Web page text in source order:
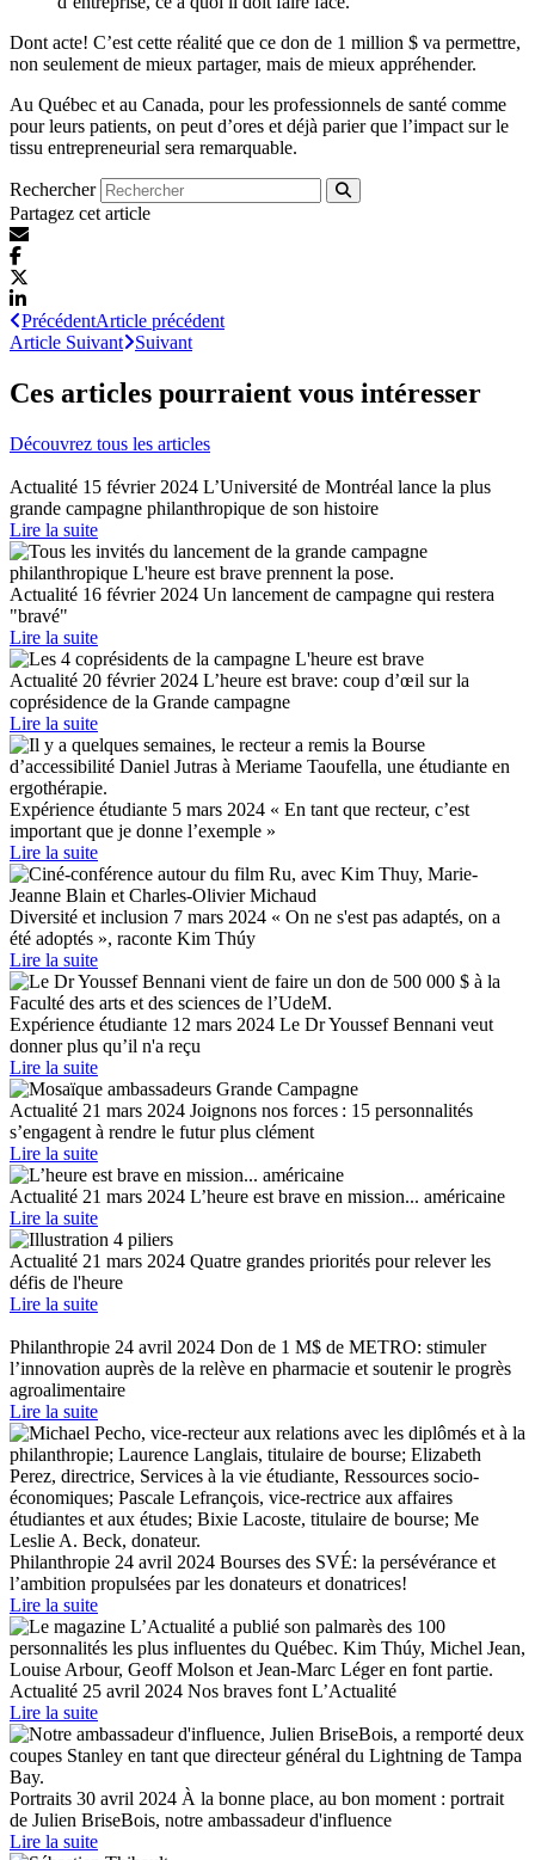
Dont acte! C’est cette réalité que ce don de 1 million $ va permettre,
non seulement de mieux partager, mais de mieux appréhender.
Au Québec et au Canada, pour les professionnels de santé comme
pour leurs patients, on peut d’ores et déjà parier que l’impact sur le
tissu entrepreneurial sera remarquable.
Rechercher
Partagez cet article
PrécédentArticle précédent
Article Suivant
Suivant
Ces articles pourraient vous intéresser
Découvrez tous les articles
Actualité 15 février 2024 L’Université de Montréal lance la plus
grande campagne philanthropique de son histoire
Lire la suite
Actualité 16 février 2024 Un lancement de campagne qui restera
"bravé"
Lire la suite
Actualité 20 février 2024 L’heure est brave: coup d’œil sur la
coprésidence de la Grande campagne
Lire la suite
Expérience étudiante 5 mars 2024 « En tant que recteur, c’est
important que je donne l’exemple »
Lire la suite
Diversité et inclusion 7 mars 2024 « On ne s'est pas adaptés, on a
été adoptés », raconte Kim Thúy
Lire la suite
Expérience étudiante 12 mars 2024 Le Dr Youssef Bennani veut
donner plus qu’il n'a reçu
Lire la suite
Actualité 21 mars 2024 Joignons nos forces : 15 personnalités
s’engagent à rendre le futur plus clément
Lire la suite
Actualité 21 mars 2024 L’heure est brave en mission... américaine
Lire la suite
Actualité 21 mars 2024 Quatre grandes priorités pour relever les
défis de l'heure
Lire la suite
Philanthropie 24 avril 2024 Don de 1 M$ de METRO: stimuler
l’innovation auprès de la relève en pharmacie et soutenir le progrès
agroalimentaire
Lire la suite
Philanthropie 24 avril 2024 Bourses des SVÉ: la persévérance et
l’ambition propulsées par les donateurs et donatrices!
Lire la suite
Actualité 25 avril 2024 Nos braves font L’Actualité
Lire la suite
Portraits 30 avril 2024 À la bonne place, au bon moment : portrait
de Julien BriseBois, notre ambassadeur d'influence
Lire la suite